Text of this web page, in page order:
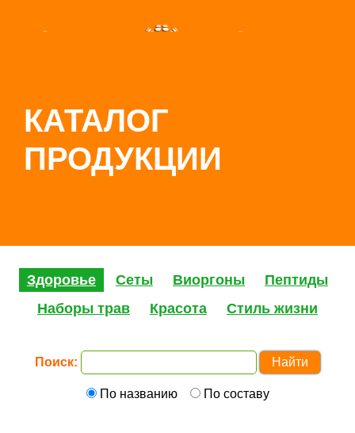
КАТАЛОГ
ПРОДУКЦИИ
Здоровье Сеты Виоргоны
Пептиды
Наборы трав
Красота Стиль жизни
Поиск:
По названию По составу